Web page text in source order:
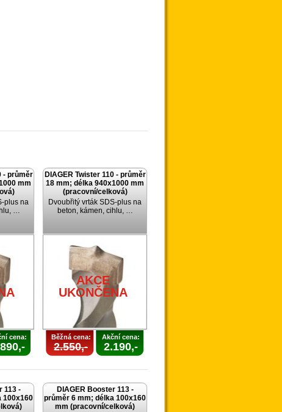
- průměr
mm
plus na
…
cena:
DIAGER Twister 110 - průměr
18 mm; délka 940x1000 mm
(pracovní/celková)
Dvoubřitý vrták SDS-plus na
beton, kámen, cihlu, …
AKCE
UKONČENA
Běžná cena:
2.550,-
Akční cena:
2.190,-
113 -
100x160
DIAGER Booster 113 -
průměr 6 mm; délka 100x160
mm (pracovní/celková)